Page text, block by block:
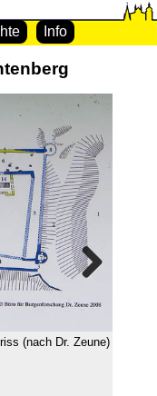
Info
(nach Dr. Zeune)